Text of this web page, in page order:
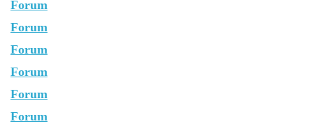
Forum
Forum
Forum
Forum
Forum
Forum